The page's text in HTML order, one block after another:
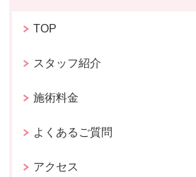
TOP
スタッフ紹介
施術料金
よくあるご質問
アクセス